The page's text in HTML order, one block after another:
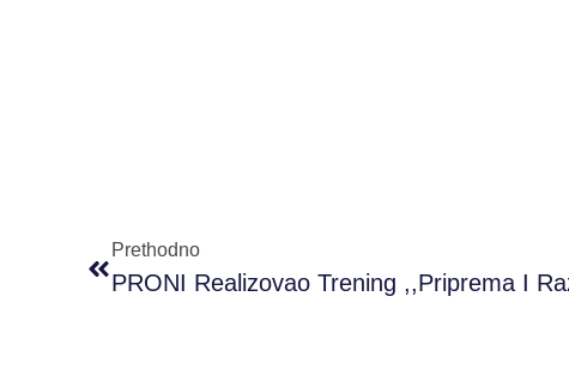
Prethodno
PRONI Realizovao Trening ,,Priprema I